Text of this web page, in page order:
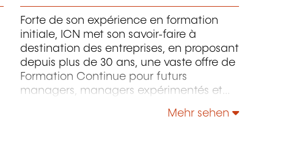
Forte de son expérience en formation
initiale, ICN met son savoir-faire à
destination des entreprises, en proposant
depuis plus de 30 ans, une vaste offre de
Formation Continue pour futurs
managers, managers expérimentés et
Mehr sehen